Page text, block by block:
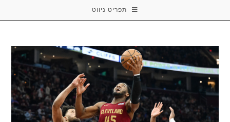
תפריט ניווט